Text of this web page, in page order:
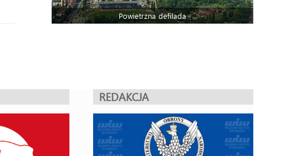
Powietrzna defilada
REDAKCJA